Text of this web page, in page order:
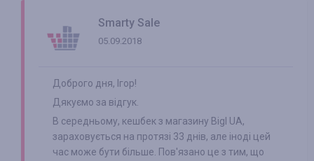
Smarty Sale
05.09.2018
Доброго дня, Ігор!
Дякуємо за відгук.
В середньому, кешбек з магазину Bigl UA,
зараховується на протязі 33 днів, але іноді цей
час може бути більше. Пов'язано це з тим, що